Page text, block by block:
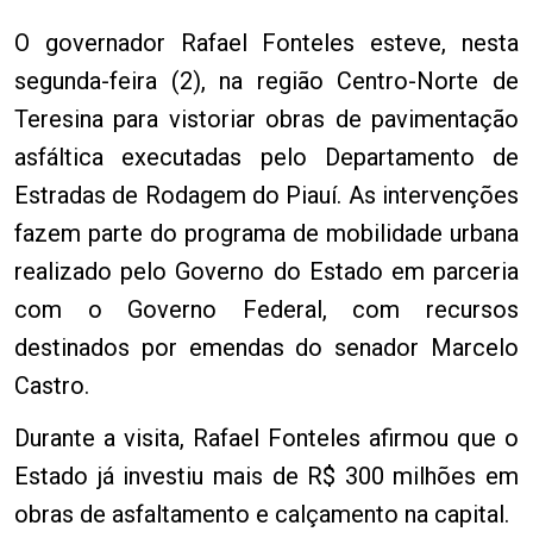
O governador Rafael Fonteles esteve, nesta
segunda-feira (2), na região Centro-Norte de
Teresina para vistoriar obras de pavimentação
asfáltica executadas pelo Departamento de
Estradas de Rodagem do Piauí. As intervenções
fazem parte do programa de mobilidade urbana
realizado pelo Governo do Estado em parceria
com o Governo Federal, com recursos
destinados por emendas do senador Marcelo
Castro.
Durante a visita, Rafael Fonteles afirmou que o
Estado já investiu mais de R$ 300 milhões em
obras de asfaltamento e calçamento na capital.